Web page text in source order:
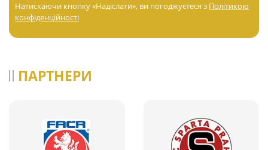
Натискаючи кнопку «Надіслати», ви погоджуєтеся з Політикою
конфіденційності
ПАРТНЕРИ